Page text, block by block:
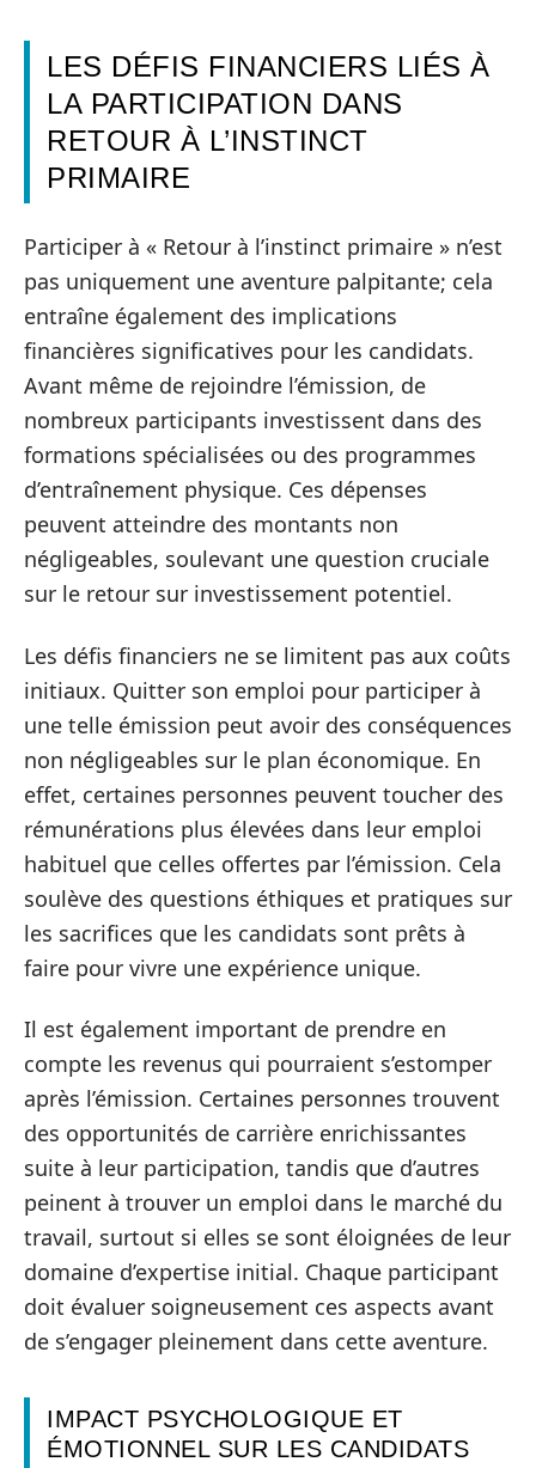
LES DÉFIS FINANCIERS LIÉS À
LA PARTICIPATION DANS
RETOUR À L’INSTINCT
PRIMAIRE
Participer à « Retour à l’instinct primaire » n’est
pas uniquement une aventure palpitante; cela
entraîne également des implications
financières significatives pour les candidats.
Avant même de rejoindre l’émission, de
nombreux participants investissent dans des
formations spécialisées ou des programmes
d’entraînement physique. Ces dépenses
peuvent atteindre des montants non
négligeables, soulevant une question cruciale
sur le retour sur investissement potentiel.
Les défis financiers ne se limitent pas aux coûts
initiaux. Quitter son emploi pour participer à
une telle émission peut avoir des conséquences
non négligeables sur le plan économique. En
effet, certaines personnes peuvent toucher des
rémunérations plus élevées dans leur emploi
habituel que celles offertes par l’émission. Cela
soulève des questions éthiques et pratiques sur
les sacrifices que les candidats sont prêts à
faire pour vivre une expérience unique.
Il est également important de prendre en
compte les revenus qui pourraient s’estomper
après l’émission. Certaines personnes trouvent
des opportunités de carrière enrichissantes
suite à leur participation, tandis que d’autres
peinent à trouver un emploi dans le marché du
travail, surtout si elles se sont éloignées de leur
domaine d’expertise initial. Chaque participant
doit évaluer soigneusement ces aspects avant
de s’engager pleinement dans cette aventure.
IMPACT PSYCHOLOGIQUE ET
ÉMOTIONNEL SUR LES CANDIDATS